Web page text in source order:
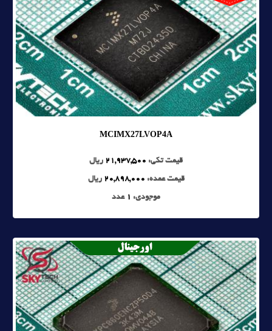
MCIMX27LVOP4A
قیمت تکی: 21,937,500 ریال
قیمت عمده: 20,898,000 ریال
موجودی: 1 عدد